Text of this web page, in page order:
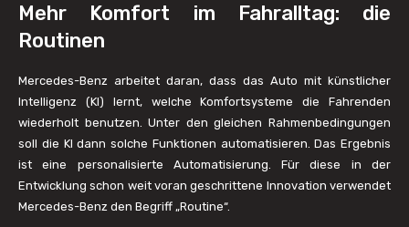
Mehr Komfort im Fahralltag: die
Routinen
Mercedes-Benz arbeitet daran, dass das Auto mit künstlicher
Intelligenz (KI) lernt, welche Komfortsysteme die Fahrenden
wiederholt benutzen. Unter den gleichen Rahmenbedingungen
soll die KI dann solche Funktionen automatisieren. Das Ergebnis
ist eine personalisierte Automatisierung. Für diese in der
Entwicklung schon weit voran geschrittene Innovation verwendet
Mercedes-Benz den Begriff „Routine“.